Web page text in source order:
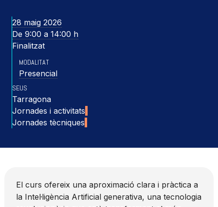
28 maig 2026
De 9:00 a 14:00 h
Finalitzat
MODALITAT
Presencial
SEUS
Tarragona
Jornades i activitats
Jornades tècniques
El curs ofereix una aproximació clara i pràctica a
la Intel·ligència Artificial generativa, una tecnologia